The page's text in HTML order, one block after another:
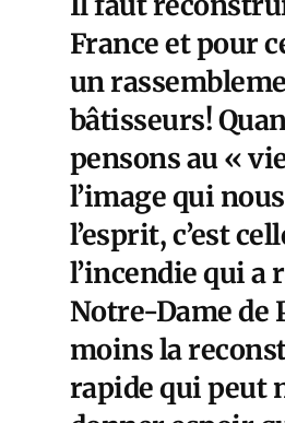
France et pour
un
bâtisseurs!
pensons au «
l’image qui
l’esprit, c’est
l’incendie qui a
Notre-Dame de
moins la
rapide qui peut